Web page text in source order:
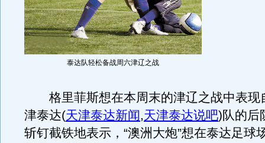
泰达队轻松备战周六津辽之战
格里菲斯想在本周末的津辽之战中表现
津泰达(天津泰达新闻,天津泰达说吧)队的后
斩钉截铁地表示，“澳洲大炮”想在泰达足球